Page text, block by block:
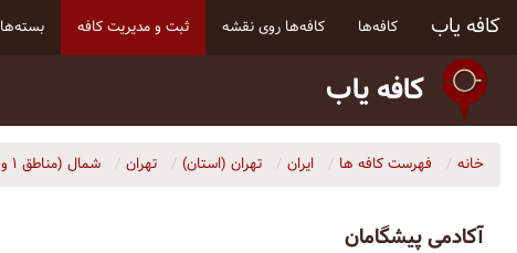
کافه یاب کافه‌ها کافه‌ها روی نقشه ثبت و مدیریت کافه بسته‌ها
کافه یاب
خانه فهرست کافه ها ایران تهران (استان) تهران شمال (مناطق ۱ و ۳)